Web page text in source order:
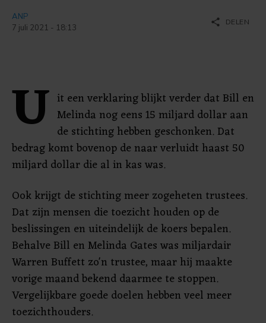
ANP
7 juli 2021 - 18:13
share DELEN
U it een verklaring blijkt verder dat Bill en
Melinda nog eens 15 miljard dollar aan
de stichting hebben geschonken. Dat
bedrag komt bovenop de naar verluidt haast 50
miljard dollar die al in kas was.
Ook krijgt de stichting meer zogeheten trustees.
Dat zijn mensen die toezicht houden op de
beslissingen en uiteindelijk de koers bepalen.
Behalve Bill en Melinda Gates was miljardair
Warren Buffett zo'n trustee, maar hij maakte
vorige maand bekend daarmee te stoppen.
Vergelijkbare goede doelen hebben veel meer
toezichthouders.